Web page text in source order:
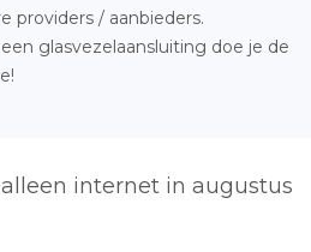
providers / aanbieders.
glasvezelaansluiting doe je de
internet in augustus